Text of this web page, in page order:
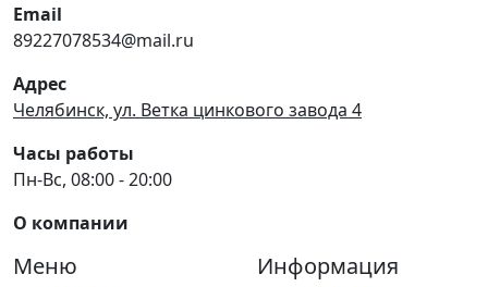
Email
89227078534@mail.ru
Адрес
Челябинск, ул. Ветка цинкового завода 4
Часы работы
Пн-Вс, 08:00 - 20:00
О компании
Меню Информация